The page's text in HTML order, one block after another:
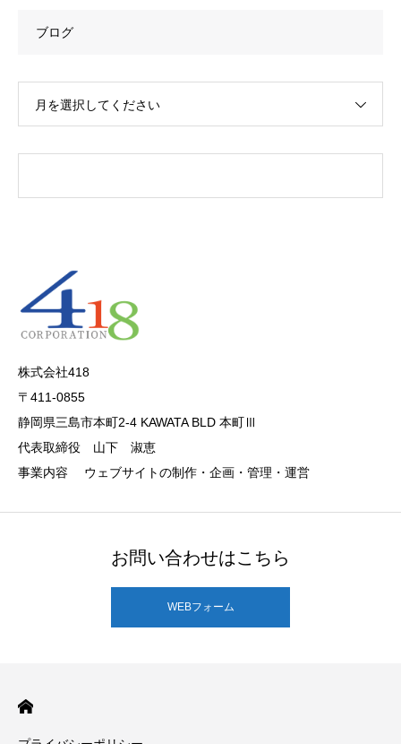
ブログ
月を選択してください
株式会社418
〒411-0855
静岡県三島市本町2-4 KAWATA BLD 本町Ⅲ
代表取締役 山下 淑恵
事業内容 ウェブサイトの制作・企画・管理・運営
お問い合わせはこちら
WEBフォーム